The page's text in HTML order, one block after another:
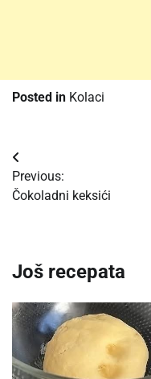
Posted in Kolaci
Post
navigation
Previous:
Čokoladni keksići
Još recepata